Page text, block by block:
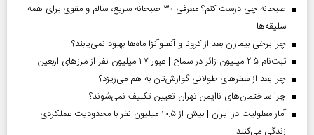
صبحانه چی درست کنم؟ معرفی ۳۰ صبحانه سریع، سالم و مقوی برای همه
سلیقه‌ها
چرا برخی بیماران بعد از کرونا و آنفلوآنزا ماه‌ها بهبود نمی‌یابند؟
ثبت‌نام ۲.۵ میلیون زائر در سماح | عبور ۱.۷ میلیون نفر از مرز‌های اربعین
چرا بعد از سفرهای طولانی گوارش‌تان به هم می‌ریزد؟
چرا ساختمان‌های ناایمن تهران تعیین تکلیف نمی‌شوند؟
آمار معلولیت در ایران | بیش از ۱۰.۵ میلیون نفر با محدودیت عملکردی
زندگی می‌کنند